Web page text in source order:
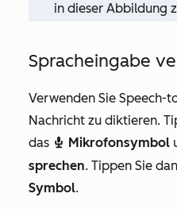
in dieser Abbildung
Spracheingabe
Verwenden Sie Speech-
Nachricht zu diktieren.
das recordIcon Mikrofonsymbol
sprechen. Tippen Sie
Symbol.